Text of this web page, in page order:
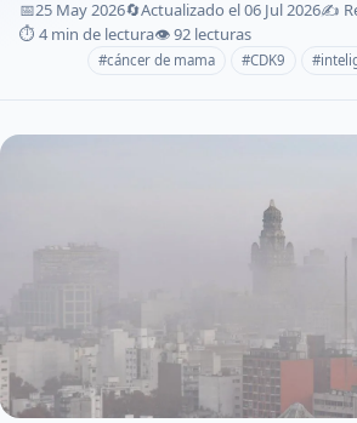
📅25 May 2026🔄Actualizado el 06 Jul 2026✍️
⏱️ 4 min de lectura👁️ 92 lecturas
#cáncer de mama #CDK9